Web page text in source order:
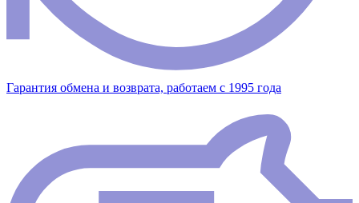
Гарантия обмена и возврата, работаем с 1995 года